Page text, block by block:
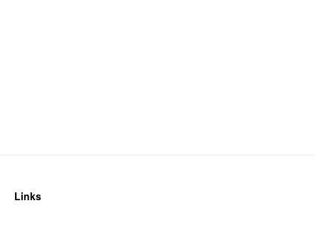
Links